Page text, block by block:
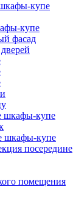
купе
купе
фасад
шкафы-купе
шкафы-купе
посередине
помещения